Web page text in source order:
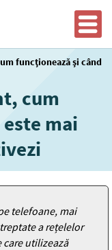
funcționează și când
cum
mai
telefoane, mai
a rețelelor
care utilizează